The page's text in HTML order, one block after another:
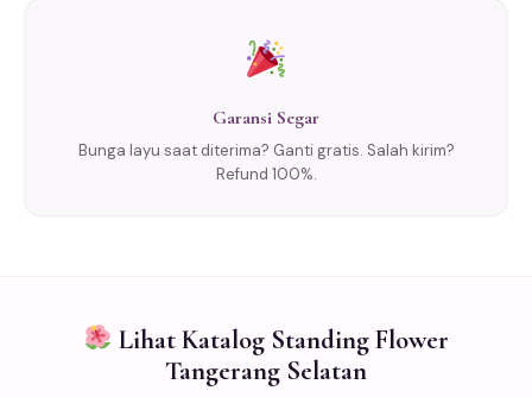
Garansi Segar
Bunga layu saat diterima? Ganti gratis. Salah kirim?
Refund 100%.
Lihat Katalog Standing Flower
Tangerang Selatan